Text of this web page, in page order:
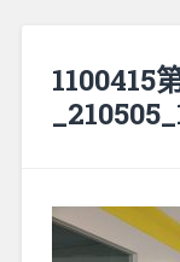
1100415